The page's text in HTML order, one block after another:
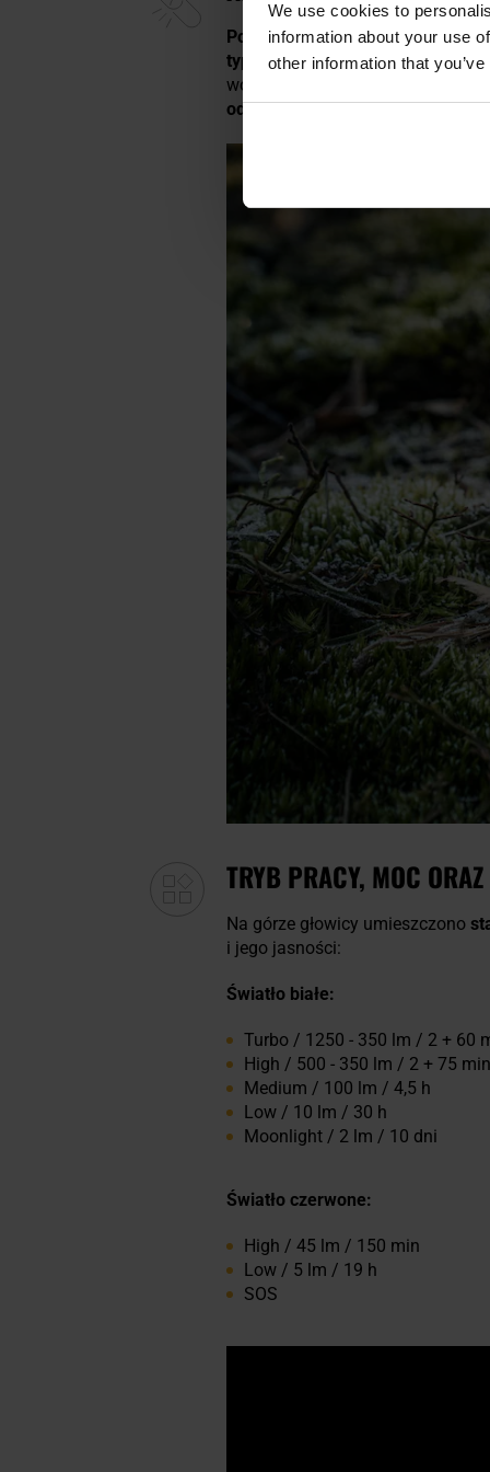
We use cookies to
information about your use
other information that
Pomarańczowy korpus o
typu III. Zastosowany surowiec
wodoszczelności
odporna na upadki z wysokości
TRYB PRACY, MOC
Na górze głowicy umieszczono
i jego jasności:
Światło białe:
Turbo / 1250 - 350 lm / 2 + 60
High / 500 - 350 lm / 2 + 75 min
Medium / 100 lm / 4,5 h
Low / 10 lm / 30 h
Moonlight / 2 lm / 10 dni
Światło czerwone:
High / 45 lm / 150 min
Low / 5 lm / 19 h
SOS